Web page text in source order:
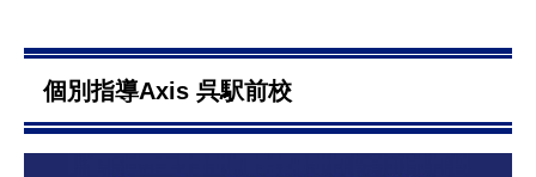
個別指導Axis 呉駅前校